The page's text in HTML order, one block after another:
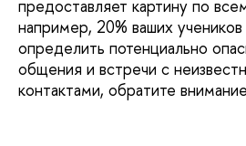
предоставляет картину по
например, 20% ваших
определить потенциально
общения и встречи с
контактами, обратите